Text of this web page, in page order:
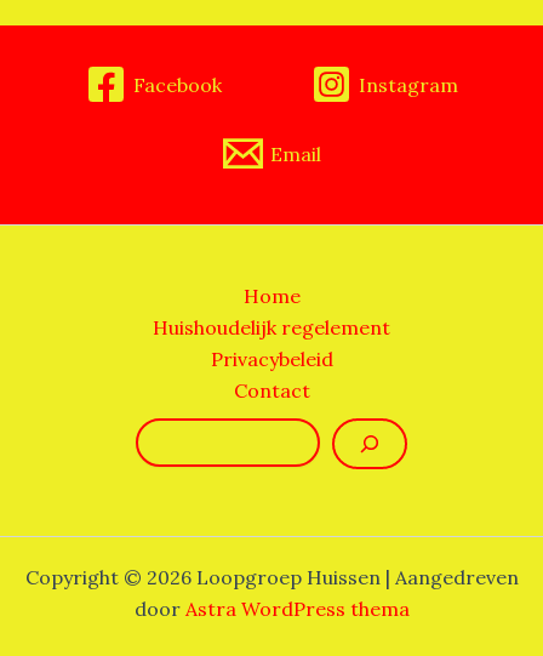
Facebook Instagram
Email
Home
Huishoudelijk regelement
Privacybeleid
Contact
Zoeken
Copyright © 2026 Loopgroep Huissen | Aangedreven
door Astra WordPress thema